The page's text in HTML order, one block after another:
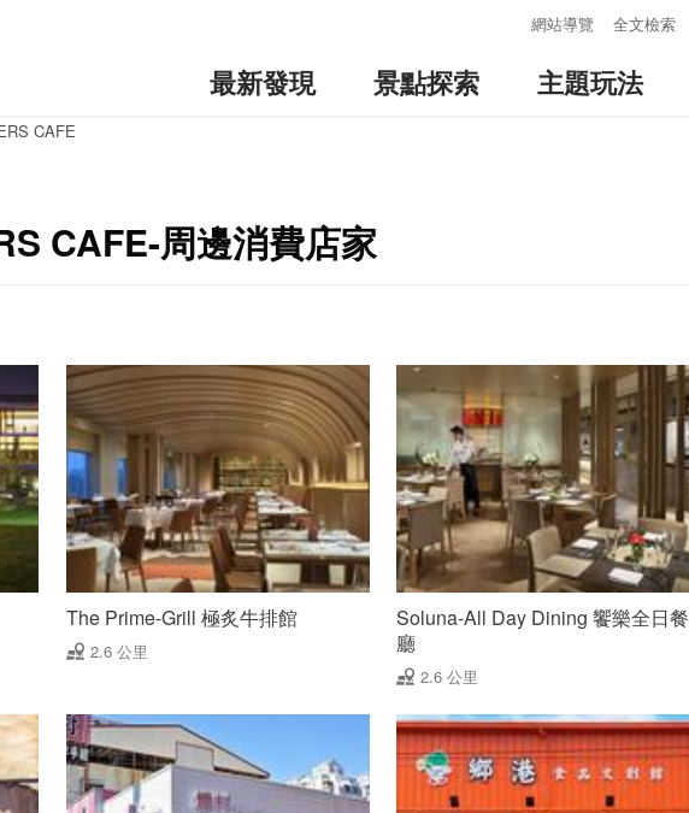
網站導覽 全文檢索
最新發現 景點探索 主題玩法
CAFE
CAFE-周邊消費店家
The Prime-Grill 極炙牛排館
2.6 公里
Soluna-All Day Dining 饗樂全日餐
廳
2.6 公里